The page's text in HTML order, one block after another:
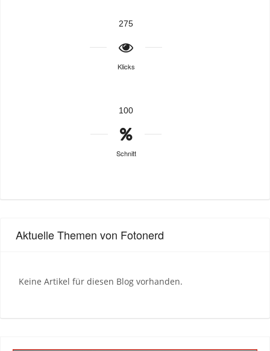
275
Klicks
100
Schnitt
Aktuelle Themen von Fotonerd
Keine Artikel für diesen Blog vorhanden.